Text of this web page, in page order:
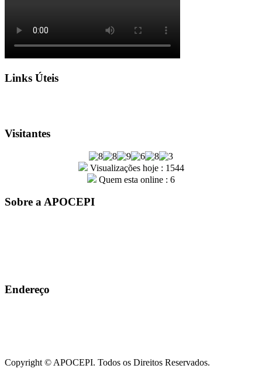
Links Úteis
Visitantes
Visualizações hoje : 1544
Quem esta online : 6
Sobre a APOCEPI
Endereço
Copyright © APOCEPI. Todos os Direitos Reservados.